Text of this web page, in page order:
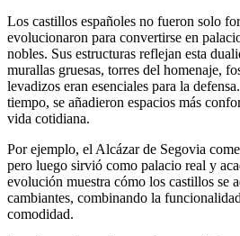
Los castillos españoles no fueron solo
evolucionaron para convertirse en
nobles. Sus estructuras reflejan esta
murallas gruesas, torres del homenaje,
levadizos eran esenciales para la
tiempo, se añadieron espacios más
vida cotidiana.
Por ejemplo, el Alcázar de Segovia
pero luego sirvió como palacio real y
evolución muestra cómo los castillos se
cambiantes, combinando la
comodidad.